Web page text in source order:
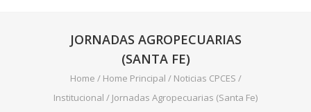
JORNADAS AGROPECUARIAS
(SANTA FE)
Home / Home Principal / Noticias CPCES /
Institucional / Jornadas Agropecuarias (Santa Fe)